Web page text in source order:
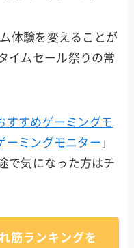
体験を変えることが
イムセール祭りの常
すすめゲーミングモ
ーミングモニター 」
で気になった方はチ
筋ランキングを